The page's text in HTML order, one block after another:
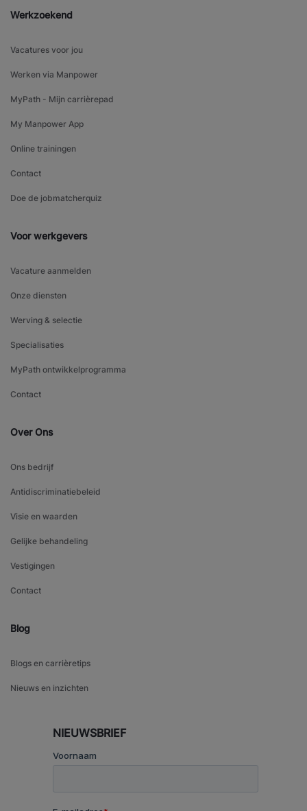
Werkzoekend
Vacatures voor jou
Werken via Manpower
MyPath - Mijn carrièrepad
My Manpower App
Online trainingen
Contact
Doe de jobmatcherquiz
Voor werkgevers
Vacature aanmelden
Onze diensten
Werving & selectie
Specialisaties
MyPath ontwikkelprogramma
Contact
Over Ons
Ons bedrijf
Antidiscriminatiebeleid
Visie en waarden
Gelijke behandeling
Vestigingen
Contact
Blog
Blogs en carrièretips
Nieuws en inzichten
NIEUWSBRIEF